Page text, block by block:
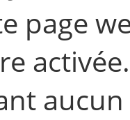
page